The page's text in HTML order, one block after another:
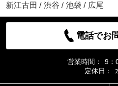
新江古田 / 渋谷 / 池袋 / 広尾
電話でお
営業時間：
9：
定休日：